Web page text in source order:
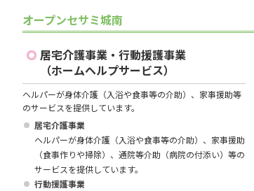
オープンセサミ城南
居宅介護事業・行動援護事業
（ホームヘルプサービス）
ヘルパーが身体介護（入浴や食事等の介助）、家事援助等
のサービスを提供しています。
居宅介護事業
ヘルパーが身体介護（入浴や食事等の介助）、家事援助
（食事作りや掃除）、通院等介助（病院の付添い）等の
サービスを提供しています。
行動援護事業